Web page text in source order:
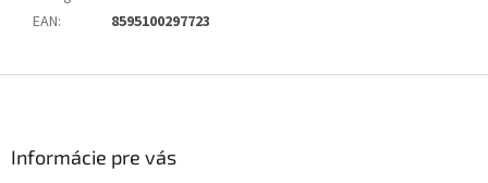
EAN: 8595100297723
Informácie pre vás